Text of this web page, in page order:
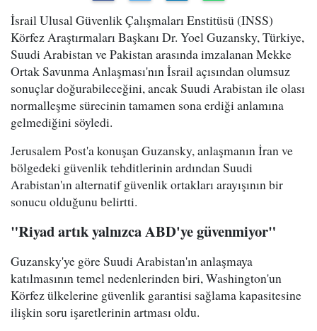
İsrail Ulusal Güvenlik Çalışmaları Enstitüsü (INSS)
Körfez Araştırmaları Başkanı Dr. Yoel Guzansky, Türkiye,
Suudi Arabistan ve Pakistan arasında imzalanan Mekke
Ortak Savunma Anlaşması'nın İsrail açısından olumsuz
sonuçlar doğurabileceğini, ancak Suudi Arabistan ile olası
normalleşme sürecinin tamamen sona erdiği anlamına
gelmediğini söyledi.
Jerusalem Post'a konuşan Guzansky, anlaşmanın İran ve
bölgedeki güvenlik tehditlerinin ardından Suudi
Arabistan'ın alternatif güvenlik ortakları arayışının bir
sonucu olduğunu belirtti.
"Riyad artık yalnızca ABD'ye güvenmiyor"
Guzansky'ye göre Suudi Arabistan'ın anlaşmaya
katılmasının temel nedenlerinden biri, Washington'un
Körfez ülkelerine güvenlik garantisi sağlama kapasitesine
ilişkin soru işaretlerinin artması oldu.